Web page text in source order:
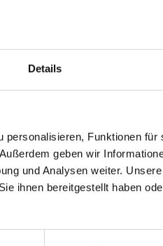
Details
Funktionen
geben wir
und Analysen weiter.
ihnen bereitgestellt haben